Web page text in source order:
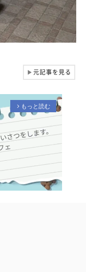
▶元記事を見る
arrow_forward_ios もっと読む